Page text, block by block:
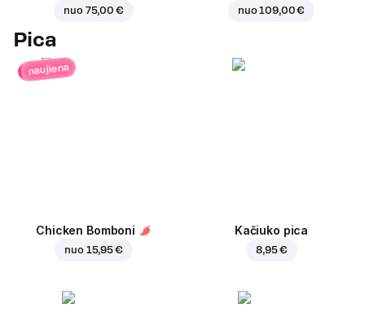
nuo 75,00 € nuo109,00 €
Pica
naujiena
Chicken Bomboni
nuo 15,95 €
Kačiuko pica
8,95 €